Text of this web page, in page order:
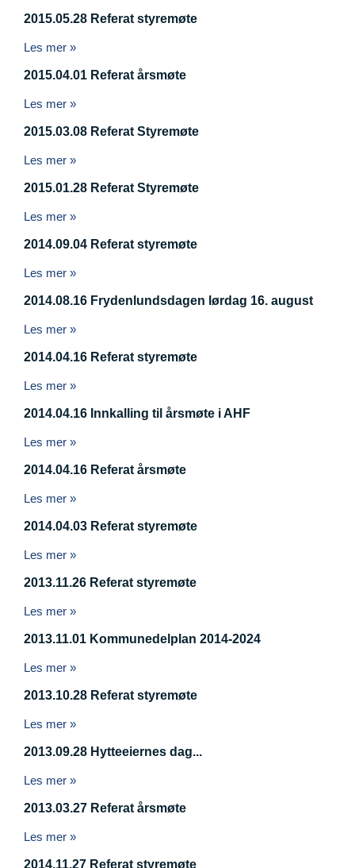
2015.05.28 Referat styremøte
Les mer »
2015.04.01 Referat årsmøte
Les mer »
2015.03.08 Referat Styremøte
Les mer »
2015.01.28 Referat Styremøte
Les mer »
2014.09.04 Referat styremøte
Les mer »
2014.08.16 Frydenlundsdagen lørdag 16. august
Les mer »
2014.04.16 Referat styremøte
Les mer »
2014.04.16 Innkalling til årsmøte i AHF
Les mer »
2014.04.16 Referat årsmøte
Les mer »
2014.04.03 Referat styremøte
Les mer »
2013.11.26 Referat styremøte
Les mer »
2013.11.01 Kommunedelplan 2014-2024
Les mer »
2013.10.28 Referat styremøte
Les mer »
2013.09.28 Hytteeiernes dag...
Les mer »
2013.03.27 Referat årsmøte
Les mer »
2014.11.27 Referat styremøte